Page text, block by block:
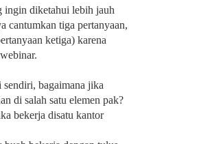
ingin diketahui lebih jauh
cantumkan tiga pertanyaan,
ketiga) karena
bagaimana jika
di salah satu elemen pak?
bekerja disatu kantor